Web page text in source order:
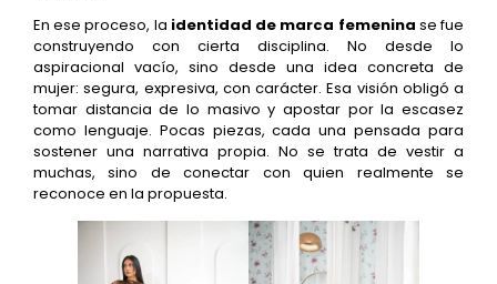
En ese proceso, la identidad de marca femenina se fue
construyendo con cierta disciplina. No desde lo
aspiracional vacío, sino desde una idea concreta de
mujer: segura, expresiva, con carácter. Esa visión obligó a
tomar distancia de lo masivo y apostar por la escasez
como lenguaje. Pocas piezas, cada una pensada para
sostener una narrativa propia. No se trata de vestir a
muchas, sino de conectar con quien realmente se
reconoce en la propuesta.